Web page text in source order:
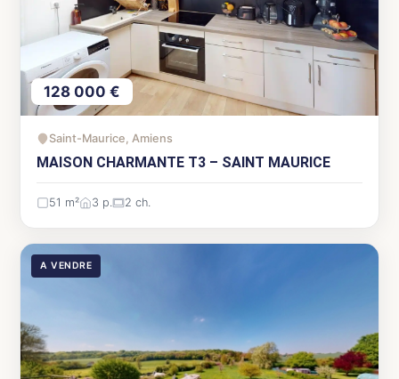
128 000 €
Saint-Maurice, Amiens
MAISON CHARMANTE T3 – SAINT MAURICE
51 m² 3 p. 2 ch.
A VENDRE